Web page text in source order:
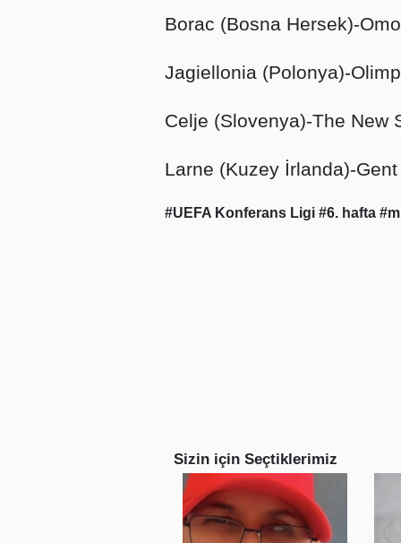
Borac (Bosna Hersek)-
Jagiellonia (Polonya)-
Celje (Slovenya)-The New
Larne (Kuzey İrlanda)-
#UEFA Konferans Ligi #6. hafta
Sizin için Seçtiklerimiz